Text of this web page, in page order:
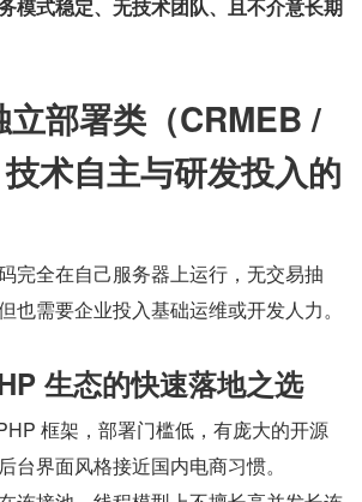
模式稳定、无技术团队、且不介意长期
部署类（CRMEB /
术自主与研发投入的
完全在自己服务器上运行，无交易抽
也需要企业投入基础运维或开发人力。
生态的快速落地之选
PHP 框架，部署门槛低，有庞大的开源
台界面风格接近国内电商习惯。